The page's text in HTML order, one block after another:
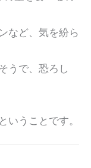
など、気を紛ら
うで、恐ろし
いうことです。